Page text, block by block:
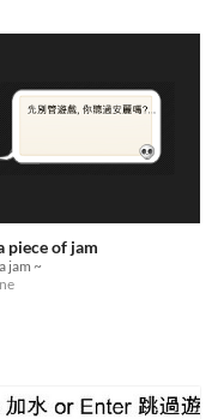
piece of jam
jam ~